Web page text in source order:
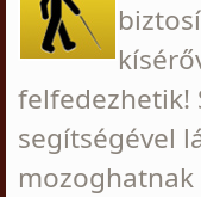
felfedezhetik!
segítségével
mozoghatnak